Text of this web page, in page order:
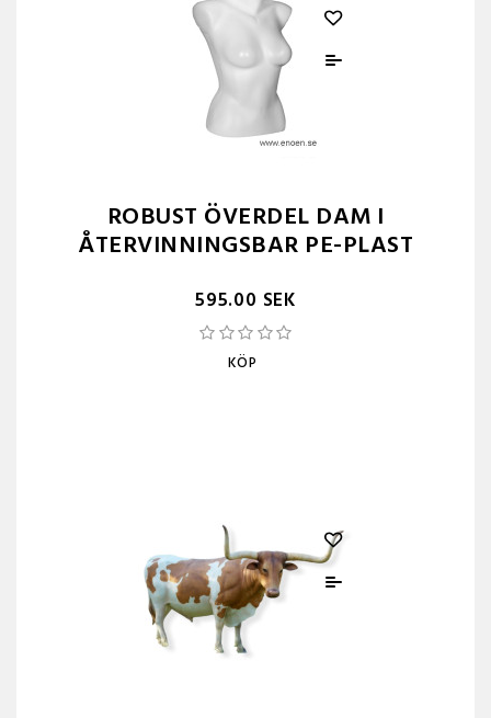
ROBUST ÖVERDEL DAM I
ÅTERVINNINGSBAR PE-PLAST
595.00 SEK
KÖP